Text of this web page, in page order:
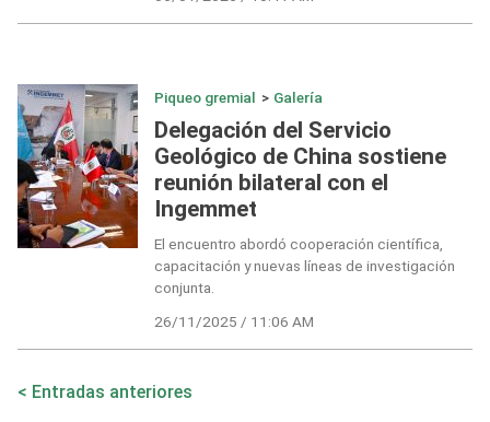
Piqueo gremial > Galería
Delegación del Servicio
Geológico de China sostiene
reunión bilateral con el
Ingemmet
El encuentro abordó cooperación científica,
capacitación y nuevas líneas de investigación
conjunta.
26/11/2025 / 11:06 AM
Navegación
Entradas anteriores